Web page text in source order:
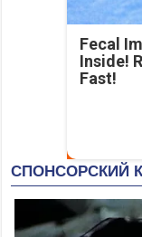
Fecal
Inside!
Fast!